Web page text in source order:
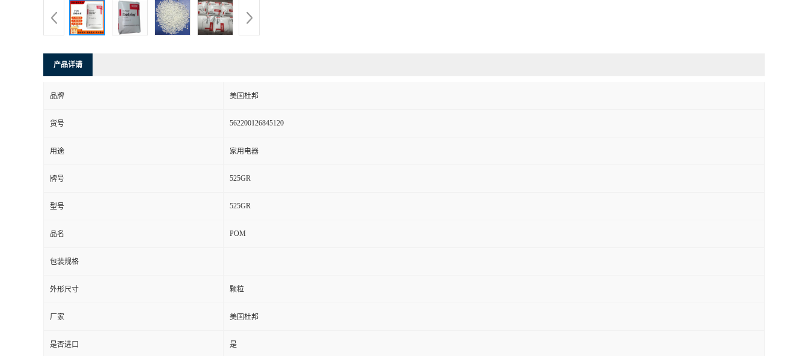
产品详请
品牌 美国杜邦
货号 562200126845120
用途 家用电器
牌号 525GR
型号 525GR
品名 POM
包装规格
外形尺寸 颗粒
厂家 美国杜邦
是否进口 是